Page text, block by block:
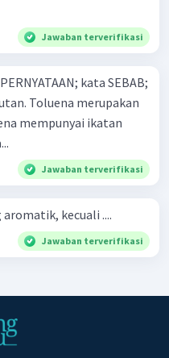
Jawaban terverifikasi
kata SEBAB;
Jawaban terverifikasi
kecuali ....
Jawaban terverifikasi